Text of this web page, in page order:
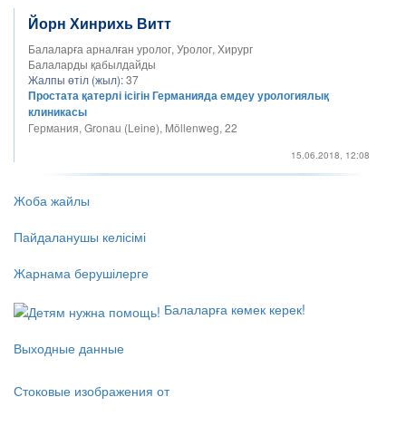
Йорн Хинрихь Витт
Балаларға арналған уролог, Уролог, Хирург
Балаларды қабылдайды
Жалпы өтіл (жыл):37
Простата қатерлі ісігін Германияда емдеу урологиялық
клиникасы
Германия, Gronau (Leine), Möllenweg, 22
15.06.2018, 12:08
Жоба жайлы
Пайдаланушы келісімі
Жарнама берушілерге
Балаларға көмек керек!
Выходные данные
Стоковые изображения от